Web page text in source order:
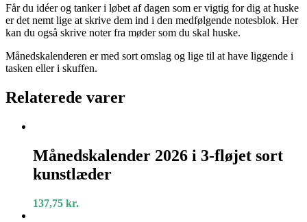
Får du idéer og tanker i løbet af dagen som er vigtig for dig at huske
er det nemt lige at skrive dem ind i den medfølgende notesblok. Her
kan du også skrive noter fra møder som du skal huske.
Månedskalenderen er med sort omslag og lige til at have liggende i
tasken eller i skuffen.
Relaterede varer
2026
i
3-
sort
kunstlæder
Månedskalender 2026 i 3-fløjet sort
kunstlæder
137,75 kr.